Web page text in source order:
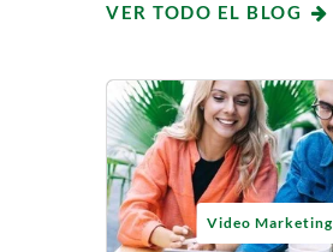
VER TODO EL BLOG
Video Marketing